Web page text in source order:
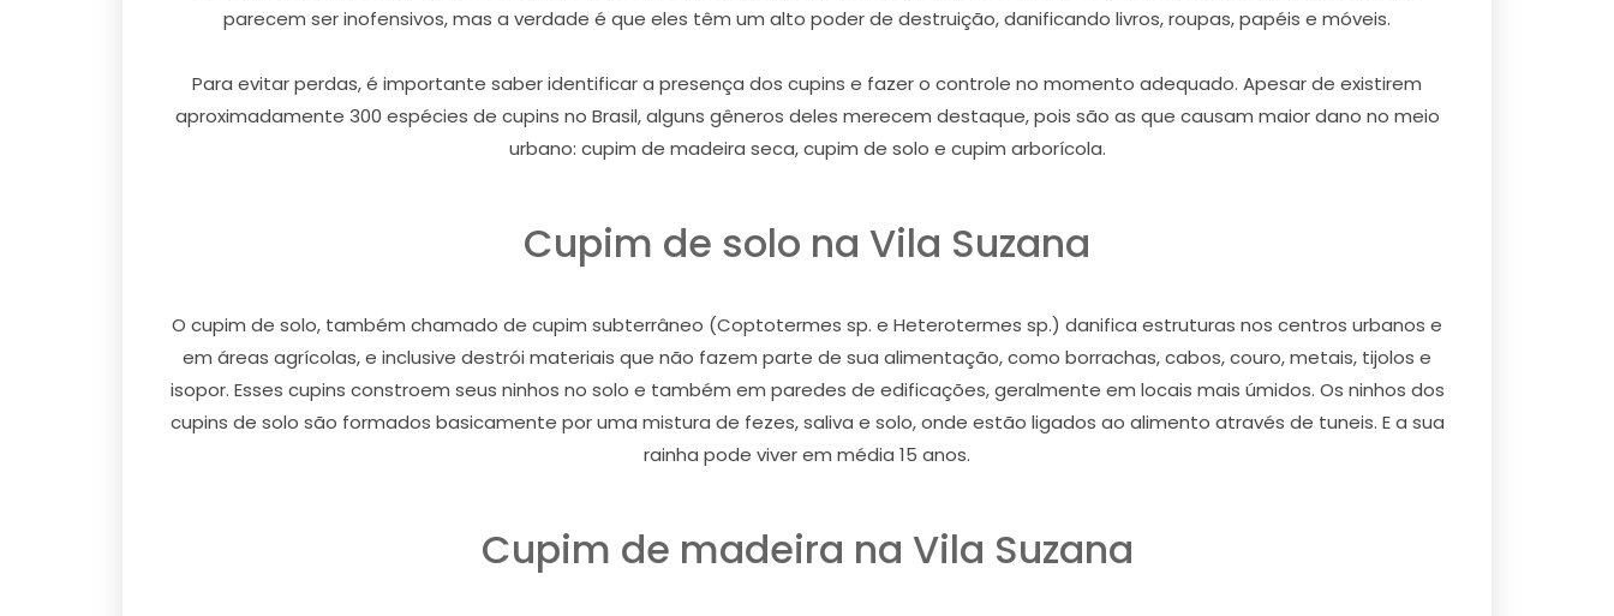
parecem ser inofensivos, mas a verdade é que eles têm um alto poder de destruição, danificando livros, roupas, papéis e móveis.
Para evitar perdas, é importante saber identificar a presença dos cupins e fazer o controle no momento adequado. Apesar de existirem
aproximadamente 300 espécies de cupins no Brasil, alguns gêneros deles merecem destaque, pois são as que causam maior dano no meio
urbano: cupim de madeira seca, cupim de solo e cupim arborícola.
Cupim de solo na Vila Suzana
O cupim de solo, também chamado de cupim subterrâneo (Coptotermes sp. e Heterotermes sp.) danifica estruturas nos centros urbanos e
em áreas agrícolas, e inclusive destrói materiais que não fazem parte de sua alimentação, como borrachas, cabos, couro, metais, tijolos e
isopor. Esses cupins constroem seus ninhos no solo e também em paredes de edificações, geralmente em locais mais úmidos. Os ninhos dos
cupins de solo são formados basicamente por uma mistura de fezes, saliva e solo, onde estão ligados ao alimento através de tuneis. E a sua
rainha pode viver em média 15 anos.
Cupim de madeira na Vila Suzana